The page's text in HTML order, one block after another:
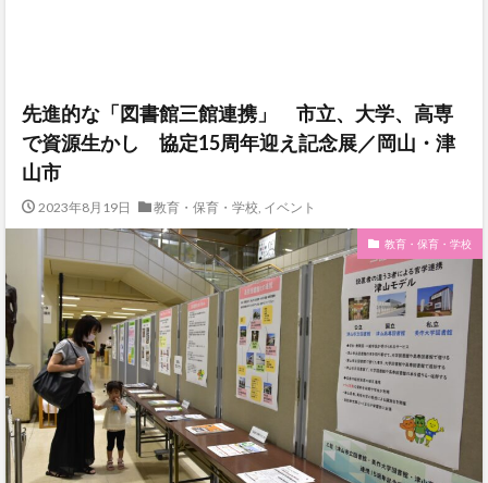
先進的な「図書館三館連携」 市立、大学、高専
で資源生かし 協定15周年迎え記念展／岡山・津
山市
2023年8月19日 教育・保育・学校, イベント
教育・保育・学校